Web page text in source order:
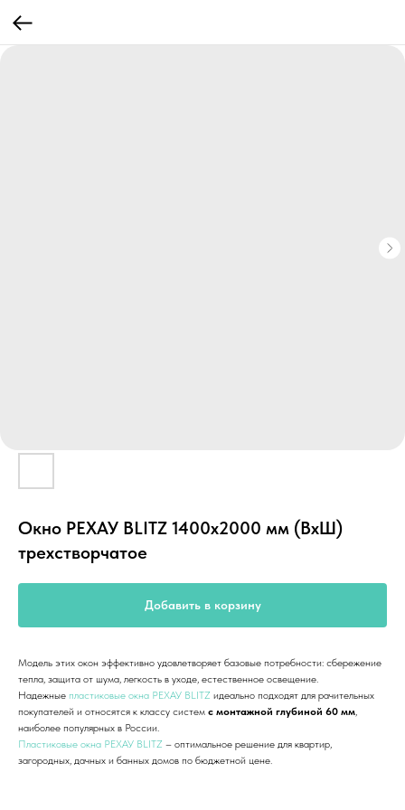
Окно РЕХАУ BLITZ 1400х2000 мм (ВхШ)
трехстворчатое
Добавить в корзину
Модель этих окон эффективно удовлетворяет базовые потребности: сбережение
тепла, защита от шума, легкость в уходе, естественное освещение.
Надежные пластиковые окна РЕХАУ BLITZ идеально подходят для рачительных
покупателей и относятся к классу систем с монтажной глубиной 60 мм,
наиболее популярных в России.
Пластиковые окна РЕХАУ BLITZ – оптимальное решение для квартир,
загородных, дачных и банных домов по бюджетной цене.